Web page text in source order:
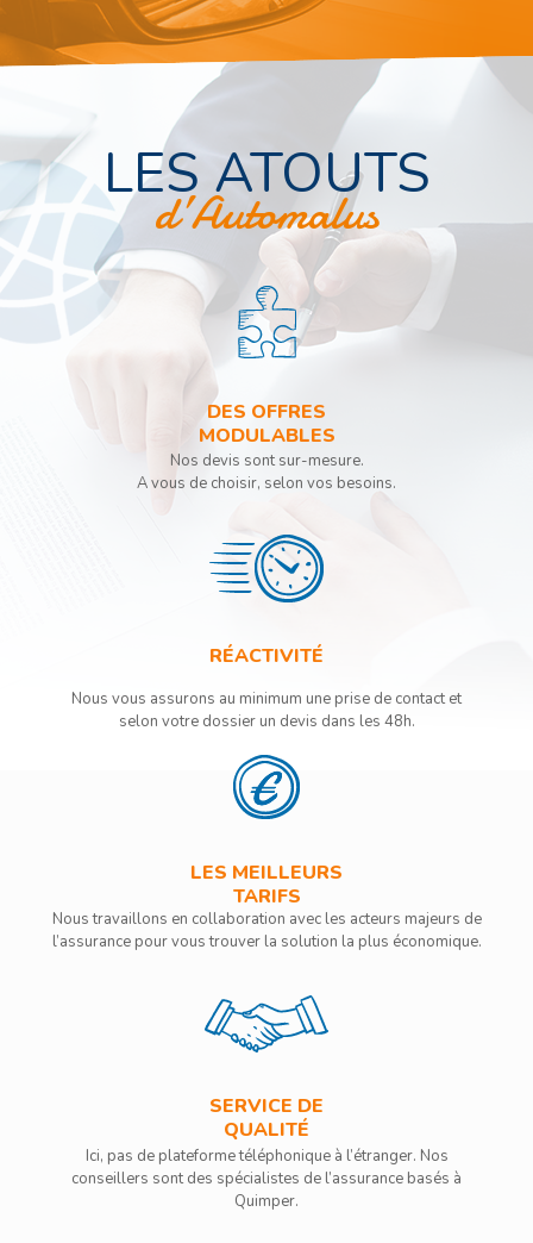
LES ATOUTS
d’Automalus
DES OFFRES
MODULABLES
Nos devis sont sur-mesure.
A vous de choisir, selon vos besoins.
RÉACTIVITÉ
Nous vous assurons au minimum une prise de contact et
selon votre dossier un devis dans les 48h.
LES MEILLEURS
TARIFS
Nous travaillons en collaboration avec les acteurs majeurs de
l’assurance pour vous trouver la solution la plus économique.
SERVICE DE
QUALITÉ
Ici, pas de plateforme téléphonique à l’étranger. Nos
conseillers sont des spécialistes de l’assurance basés à
Quimper.